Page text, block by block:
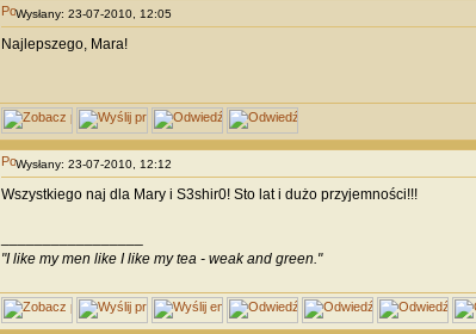
Wysłany: 23-07-2010, 12:05
Najlepszego, Mara!
Wysłany: 23-07-2010, 12:12
Wszystkiego naj dla Mary i S3shir0! Sto lat i dużo przyjemności!!!
"I like my men like I like my tea - weak and green."